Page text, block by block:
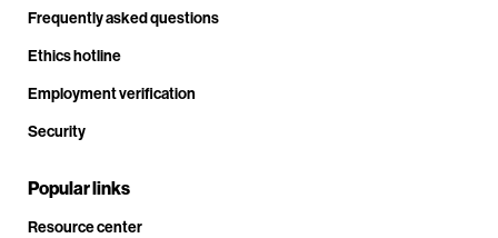
Frequently asked questions
Ethics hotline
Employment verification
Security
Popular links
Resource center